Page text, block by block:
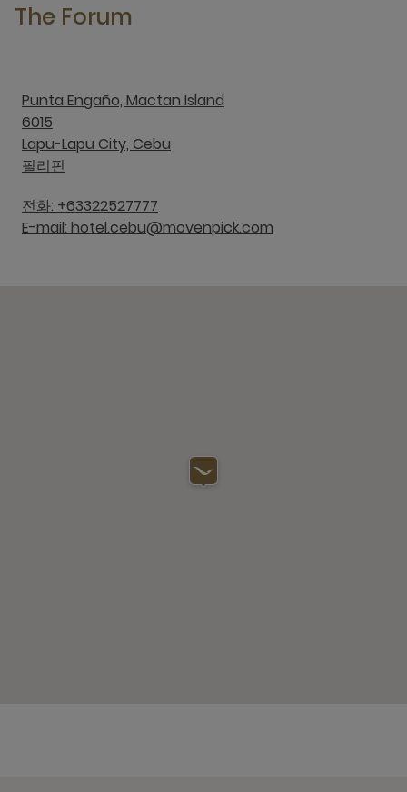
The Forum
Punta Engaño, Mactan Island
6015
Lapu-Lapu City, Cebu
필리핀
전화: +63322527777
E-mail: hotel.cebu@movenpick.com